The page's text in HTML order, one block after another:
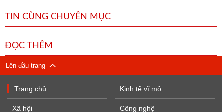
TIN CÙNG CHUYÊN MỤC
ĐỌC THÊM
Lên đầu trang
Trang chủ
Xã hội
Kinh tế vĩ mô
Công nghệ